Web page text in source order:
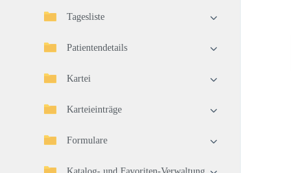
Tagesliste
Patientendetails
Kartei
Karteieinträge
Formulare